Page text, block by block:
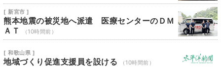
[ 新宮市 ]
熊本地震の被災地へ派遣 医療センターのＤＭ
ＡＴ
（10時間前）
[ 和歌山県 ]
地域づくり促進支援員を設ける （10時間前）